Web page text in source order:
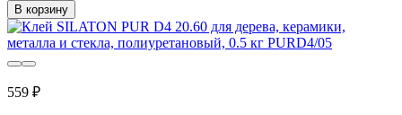
В корзину
559 ₽